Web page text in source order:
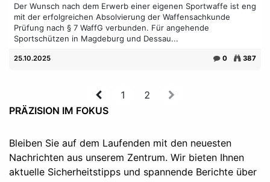
Der Wunsch nach dem Erwerb einer eigenen Sportwaffe ist eng
mit der erfolgreichen Absolvierung der Waffensachkunde
Prüfung nach § 7 WaffG verbunden. Für angehende
Sportschützen in Magdeburg und Dessau...
25.10.2025 0 387
1
2
PRÄZISION IM FOKUS
Bleiben Sie auf dem Laufenden mit den neuesten
Nachrichten aus unserem Zentrum. Wir bieten Ihnen
aktuelle Sicherheitstipps und spannende Berichte über